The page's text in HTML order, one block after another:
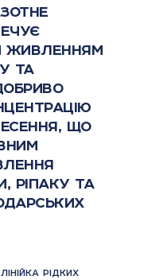
живленням
та
що
ріпаку та
рідких